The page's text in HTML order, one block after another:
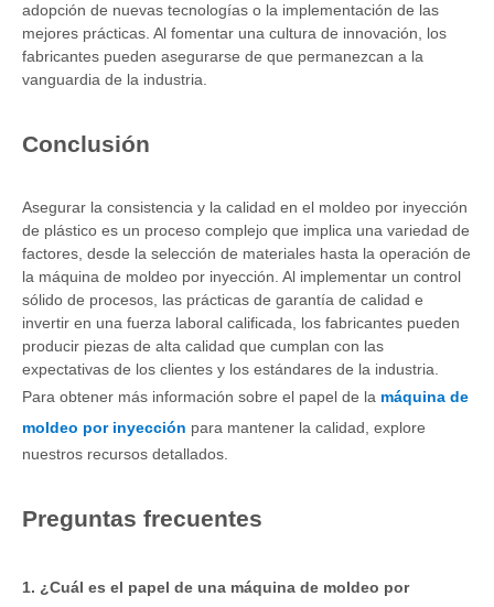
adopción de nuevas tecnologías o la implementación de las
mejores prácticas. Al fomentar una cultura de innovación, los
fabricantes pueden asegurarse de que permanezcan a la
vanguardia de la industria.
Conclusión
Asegurar la consistencia y la calidad en el moldeo por inyección
de plástico es un proceso complejo que implica una variedad de
factores, desde la selección de materiales hasta la operación de
la máquina de moldeo por inyección. Al implementar un control
sólido de procesos, las prácticas de garantía de calidad e
invertir en una fuerza laboral calificada, los fabricantes pueden
producir piezas de alta calidad que cumplan con las
expectativas de los clientes y los estándares de la industria.
Para obtener más información sobre el papel de la máquina de
moldeo por inyección para mantener la calidad, explore
nuestros recursos detallados.
Preguntas frecuentes
1. ¿Cuál es el papel de una máquina de moldeo por